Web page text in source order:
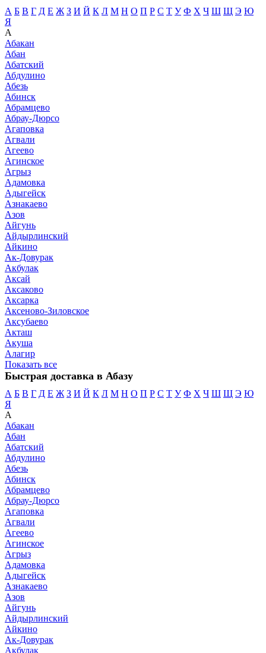
А Б В Г Д Е Ж З И Й К Л М Н О П Р С Т У Ф Х Ч Ш Щ Э Ю
Я
А
Абакан
Абан
Абатский
Абдулино
Абезь
Абинск
Абрамцево
Абрау-Дюрсо
Агаповка
Агвали
Агеево
Агинское
Агрыз
Адамовка
Адыгейск
Азнакаево
Азов
Айгунь
Айдырлинский
Айкино
Ак-Довурак
Акбулак
Аксай
Аксаково
Аксарка
Аксеново-Зиловское
Аксубаево
Акташ
Акуша
Алагир
Показать все
Быстрая доставка в Абазу
А Б В Г Д Е Ж З И Й К Л М Н О П Р С Т У Ф Х Ч Ш Щ Э Ю
Я
А
Абакан
Абан
Абатский
Абдулино
Абезь
Абинск
Абрамцево
Абрау-Дюрсо
Агаповка
Агвали
Агеево
Агинское
Агрыз
Адамовка
Адыгейск
Азнакаево
Азов
Айгунь
Айдырлинский
Айкино
Ак-Довурак
Акбулак